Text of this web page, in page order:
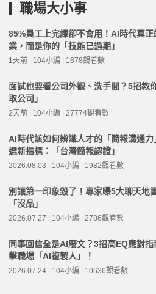
職場大小事
85%員工上完課卻不會用！AI時代真
業，而是你的「技能已過期」
1天前 | 104小編 | 1678觀看數
面試也要看公司外觀、洗手間？5招教
取公司」
2天前 | 104小編 | 27774觀看數
AI時代該如何辨識人才的「簡報溝通
選新指標：「台灣簡報認證」
2026.08.03 | 104小編 | 1982觀看數
別讓第一印象毀了！專家曝5大聊天地
「沒品」
2026.07.27 | 104小編 | 2786觀看數
同事回信全是AI廢文？3招高EQ應對指
擊職場「AI複製人」！
2026.07.24 | 104小編 | 10636觀看數